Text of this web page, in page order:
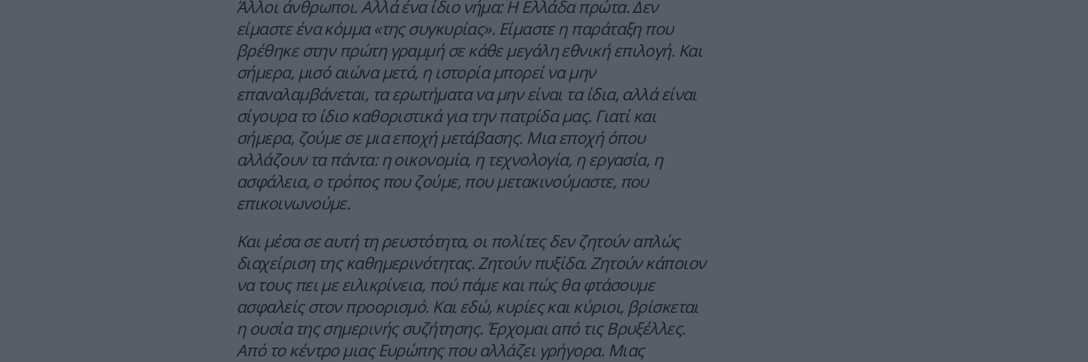
Άλλοι άνθρωποι. Αλλά ένα ίδιο νήμα: Η Ελλάδα πρώτα. Δεν
είμαστε ένα κόμμα «της συγκυρίας». Είμαστε η παράταξη που
βρέθηκε στην πρώτη γραμμή σε κάθε μεγάλη εθνική επιλογή. Και
σήμερα, μισό αιώνα μετά, η ιστορία μπορεί να μην
επαναλαμβάνεται, τα ερωτήματα να μην είναι τα ίδια, αλλά είναι
σίγουρα το ίδιο καθοριστικά για την πατρίδα μας. Γιατί και
σήμερα, ζούμε σε μια εποχή μετάβασης. Μια εποχή όπου
αλλάζουν τα πάντα: η οικονομία, η τεχνολογία, η εργασία, η
ασφάλεια, ο τρόπος που ζούμε, που μετακινούμαστε, που
επικοινωνούμε.
Και μέσα σε αυτή τη ρευστότητα, οι πολίτες δεν ζητούν απλώς
διαχείριση της καθημερινότητας. Ζητούν πυξίδα. Ζητούν κάποιον
να τους πει με ειλικρίνεια, πού πάμε και πώς θα φτάσουμε
ασφαλείς στον προορισμό. Και εδώ, κυρίες και κύριοι, βρίσκεται
η ουσία της σημερινής συζήτησης. Έρχομαι από τις Βρυξέλλες.
Από το κέντρο μιας Ευρώπης που αλλάζει γρήγορα. Μιας